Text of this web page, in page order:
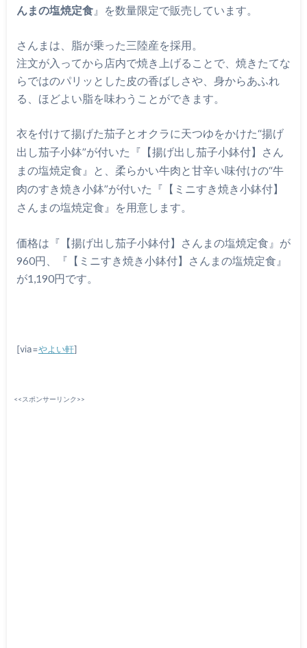
んまの塩焼定食』を数量限定で販売しています。
さんまは、脂が乗った三陸産を採用。
注文が入ってから店内で焼き上げることで、焼きたてな
らではのパリッとした皮の香ばしさや、身からあふれ
る、ほどよい脂を味わうことができます。
衣を付けて揚げた茄子とオクラに天つゆをかけた“揚げ
出し茄子小鉢”が付いた『【揚げ出し茄子小鉢付】さん
まの塩焼定食』と、柔らかい牛肉と甘辛い味付けの“牛
肉のすき焼き小鉢”が付いた『【ミニすき焼き小鉢付】
さんまの塩焼定食』を用意します。
価格は『【揚げ出し茄子小鉢付】さんまの塩焼定食』が
960円、『【ミニすき焼き小鉢付】さんまの塩焼定食』
が1,190円です。
[via=やよい軒]
<<スポンサーリンク>>